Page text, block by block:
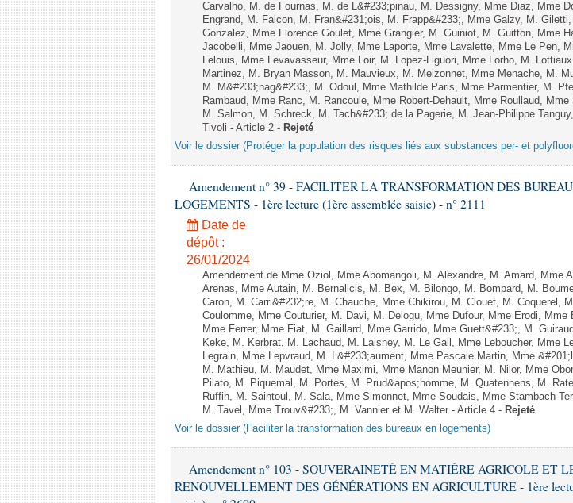
Carvalho, M. de Fournas, M. de L&#233;pinau, M. Dessigny, Mme Diaz, Mme
Engrand, M. Falcon, M. Fran&#231;ois, M. Frapp&#233;, Mme Galzy, M.
Gonzalez, Mme Florence Goulet, Mme Grangier, M. Guiniot, M. Guitton, Mme
Jacobelli, Mme Jaouen, M. Jolly, Mme Laporte, Mme Lavalette, Mme Le Pen,
Lelouis, Mme Levavasseur, Mme Loir, M. Lopez-Liguori, Mme Lorho, M.
Martinez, M. Bryan Masson, M. Mauvieux, M. Meizonnet, Mme Menache, M.
M. M&#233;nag&#233;, M. Odoul, Mme Mathilde Paris, Mme Parmentier, M.
Rambaud, Mme Ranc, M. Rancoule, Mme Robert-Dehault, Mme Roullaud,
M. Salmon, M. Schreck, M. Tach&#233; de la Pagerie, M. Jean-Philippe
Tivoli - Article 2 - Rejeté
Voir le dossier (Protéger la population des risques liés aux substances per- et
Amendement n° 39 - FACILITER LA TRANSFORMATION DES
LOGEMENTS - 1ère lecture (1ère assemblée saisie) - n° 2111
Date de
dépôt :
26/01/2024
Amendement de Mme Oziol, Mme Abomangoli, M. Alexandre, M. Amard, Mme
Arenas, Mme Autain, M. Bernalicis, M. Bex, M. Bilongo, M. Bompard, M.
Caron, M. Carri&#232;re, M. Chauche, Mme Chikirou, M. Clouet, M. Coquerel,
Coulomme, Mme Couturier, M. Davi, M. Delogu, Mme Dufour, Mme Erodi, Mme
Mme Ferrer, Mme Fiat, M. Gaillard, Mme Garrido, Mme Guett&#233;, M.
Keke, M. Kerbrat, M. Lachaud, M. Laisney, M. Le Gall, Mme Leboucher, Mme
Legrain, Mme Lepvraud, M. L&#233;aument, Mme Pascale Martin, Mme
M. Mathieu, M. Maudet, Mme Maximi, Mme Manon Meunier, M. Nilor, Mme
Pilato, M. Piquemal, M. Portes, M. Prud&apos;homme, M. Quatennens, M.
Ruffin, M. Saintoul, M. Sala, Mme Simonnet, Mme Soudais, Mme Stambach-
M. Tavel, Mme Trouv&#233;, M. Vannier et M. Walter - Article 4 - Rejeté
Voir le dossier (Faciliter la transformation des bureaux en logements)
Amendement n° 103 - SOUVERAINETÉ EN MATIÈRE AGRICOLE ET
RENOUVELLEMENT DES GÉNÉRATIONS EN AGRICULTURE - 1ère